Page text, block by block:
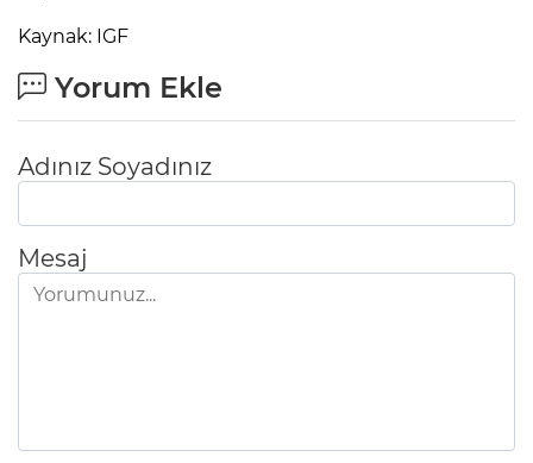
Kaynak: IGF
Yorum Ekle
Adınız Soyadınız
Mesaj